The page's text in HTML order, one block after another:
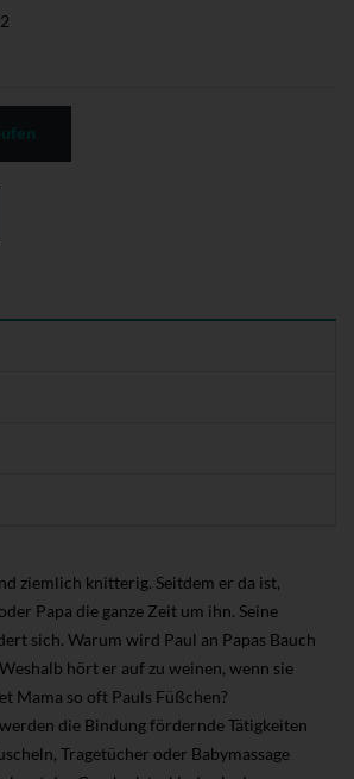
ziemlich knitterig. Seitdem er da ist,
Papa die ganze Zeit um ihn. Seine
sich. Warum wird Paul an Papas Bauch
hört er auf zu weinen, wenn sie
Mama so oft Pauls Füßchen?
die Bindung fördernde Tätigkeiten
Tragetücher oder Babymassage